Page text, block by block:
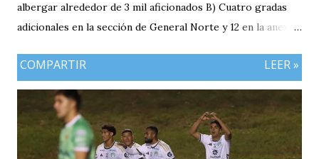
albergar alrededor de 3 mil aficionados B) Cuatro gradas
adicionales en la sección de General Norte y 12 en la anexa
El área de la General Sur con entrada independiente será
ahora la localidad para los visitantes. En resumen el aforo
del estadio queda ahora en 7 mil aficionados. Este domingo
se implementará un parqueo cuyo costo es de Q25
quetzales pero tiene un cupo limitadp. Continúa vigente el
COMPARTIR LEER »